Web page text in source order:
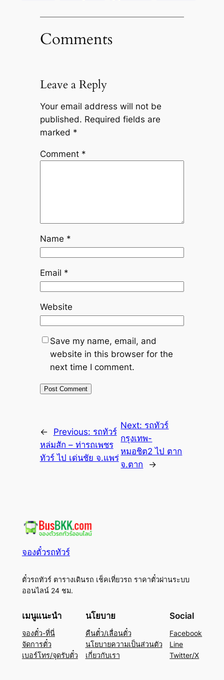
Comments
Leave a Reply
Your email address will not be
published. Required fields are
marked *
Comment *
Name *
Email *
Website
Save my name, email, and
website in this browser for the
next time I comment.
← Previous: รถทัวร์
หล่มสัก – ท่ารถเพชร
ทัวร์ ไป เด่นชัย จ.แพร่
Next: รถทัวร์
กรุงเทพ-
หมอชิต2 ไป ตาก
จ.ตาก
→
จองตั๋วรถทัวร์
ตั๋วรถทัวร์ ตารางเดินรถ เช็คเที่ยวรถ ราคาตั๋วผ่านระบบ
ออนไลน์ 24 ชม.
เมนูแนะนำ
จองตั๋ว-ที่นี่
จัดการตั๋ว
เบอร์โทร/จุดรับตั๋ว
นโยบาย
คืนตั๋ว/เลื่อนตั๋ว
นโยบายความเป็นส่วนตัว
เกี่ยวกับเรา
Social
Facebook
Line
Twitter/X